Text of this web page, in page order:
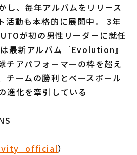
し、毎年アルバムをリリース
活動も本格的に展開中。 3年
が初の男性リーダーに就任
最新アルバム『Evolution』
チアパフォーマーの枠を超え
チームの勝利とベースボール
進化を牽引している
）